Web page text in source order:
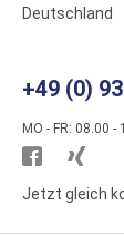
Deutschland
+49 (0)
MO - FR: 08.00 -
Besuchen
Sie
Sie
Jetzt gleich